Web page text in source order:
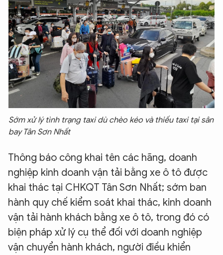
Sớm xử lý tình trạng taxi dù chèo kéo và thiếu taxi tại sân
bay Tân Sơn Nhất
Thông báo công khai tên các hãng, doanh
nghiệp kinh doanh vận tải bằng xe ô tô được
khai thác tại CHKQT Tân Sơn Nhất; sớm ban
hành quy chế kiểm soát khai thác, kinh doanh
vận tải hành khách bằng xe ô tô, trong đó có
biện pháp xử lý cụ thể đối với doanh nghiệp
vận chuyển hành khách, người điều khiển